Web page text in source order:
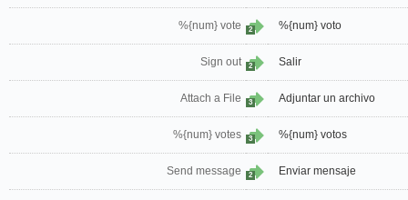
%{num} vote 2 %{num} voto
Sign out 2 Salir
Attach a File 3 Adjuntar un archivo
%{num} votes 3 %{num} votos
Send message 2 Enviar mensaje